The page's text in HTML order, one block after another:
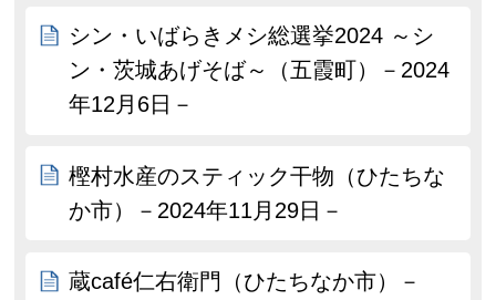
シン・いばらきメシ総選挙2024 ～シ
ン・茨城あげそば～（五霞町）－2024
年12月6日－
樫村水産のスティック干物（ひたちな
か市）－2024年11月29日－
蔵café仁右衛門（ひたちなか市）－